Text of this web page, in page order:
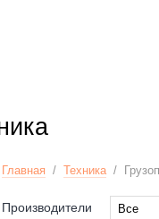
Главная / Техника/
Производители
Все